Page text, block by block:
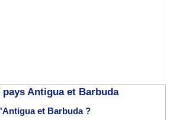
pays Antigua et Barbuda
et Barbuda ?